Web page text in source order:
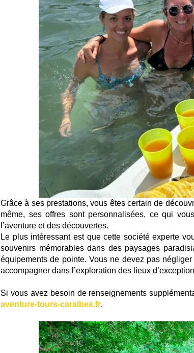
Grâce à ses prestations, vous êtes certain de
même, ses offres sont personnalisées, ce qui
l’aventure et des découvertes.
Le plus intéressant est que cette société experte
souvenirs mémorables dans des paysages
équipements de pointe. Vous ne devez pas
accompagner dans l’exploration des lieux
Si vous avez besoin de renseignements
aventure-tours-caraibes.fr.